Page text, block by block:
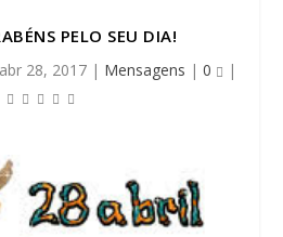
PELO SEU DIA!
abr 28, 2017 | Mensagens | 0 |